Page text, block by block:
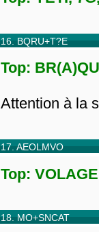
16. BQRU+T?E
Top:
Attention à la
17. AEOLMVO
Top:
18. MO+SNCAT